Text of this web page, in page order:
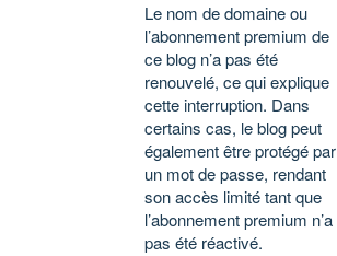
Le nom de domaine ou
l’abonnement premium de
ce blog n’a pas été
renouvelé, ce qui explique
cette interruption. Dans
certains cas, le blog peut
également être protégé par
un mot de passe, rendant
son accès limité tant que
l’abonnement premium n’a
pas été réactivé.